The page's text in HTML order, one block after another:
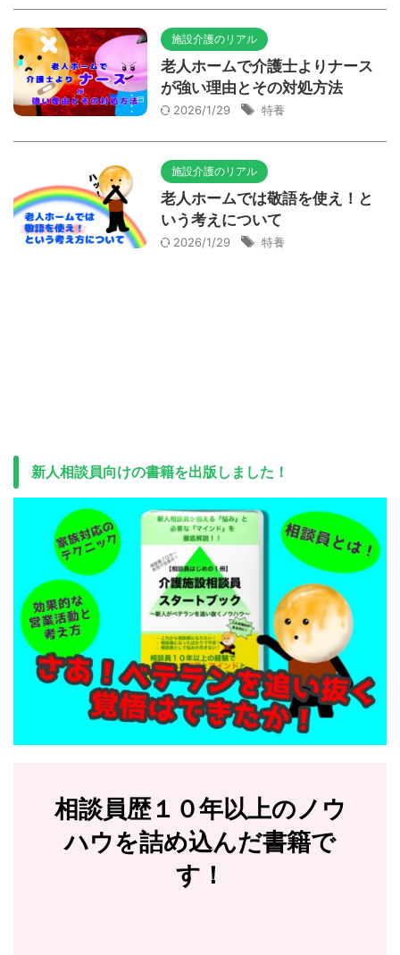
施設介護のリアル
老人ホームで介護士よりナース
が強い理由とその対処方法
2026/1/29 特養
施設介護のリアル
老人ホームでは敬語を使え！と
いう考えについて
2026/1/29 特養
新人相談員向けの書籍を出版しました！
相談員歴１０年以上のノウ
ハウを詰め込んだ書籍で
す！